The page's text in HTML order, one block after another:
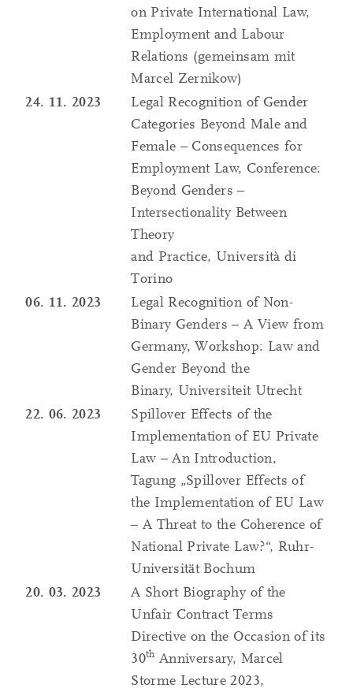
on Private International Law,
Employment and Labour
Relations (gemeinsam mit
Marcel Zernikow)
24. 11. 2023
Legal Recognition of Gender
Categories Beyond Male and
Female – Consequences for
Employment Law, Conference:
Beyond Genders –
Intersectionality Between
Theory
and Practice, Università di
Torino
06. 11. 2023
Legal Recognition of Non-
Binary Genders – A View from
Germany, Workshop: Law and
Gender Beyond the
Binary, Universiteit Utrecht
22. 06. 2023
Spillover Effects of the
Implementation of EU Private
Law – An Introduction,
Tagung „Spillover Effects of
the Implementation of EU Law
– A Threat to the Coherence of
National Private Law?“, Ruhr-
Universität Bochum
20. 03. 2023
A Short Biography of the
Unfair Contract Terms
Directive on the Occasion of its
30th Anniversary, Marcel
Storme Lecture 2023,